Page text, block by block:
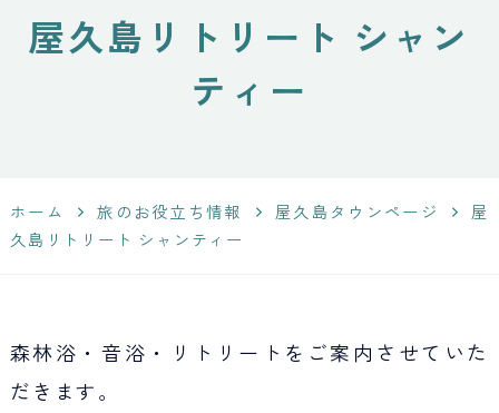
遺産「屋久島」の
観光・旅行情報
Japan Tourism
屋久島リトリート シャン
ティー
ホーム 旅のお役立ち情報 屋久島タウンページ
屋
久島リトリート シャンティー
森林浴・音浴・リトリートをご案内させていた
だきます。